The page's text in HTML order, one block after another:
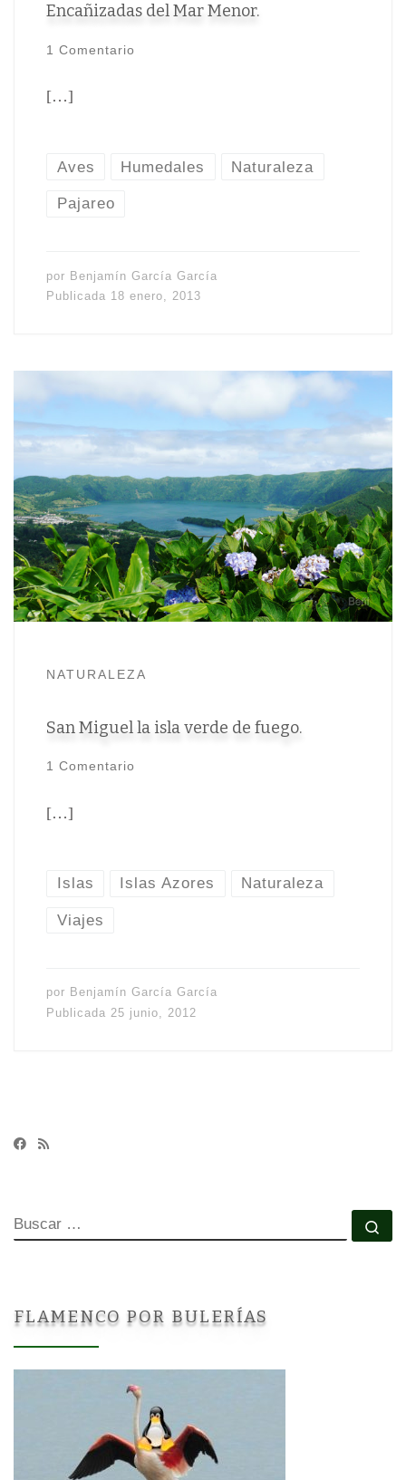
Encañizadas del Mar Menor.
1 Comentario
[…]
Aves Humedales Naturaleza
Pajareo
por Benjamín García García
Publicada 18 enero, 2013
NATURALEZA
San Miguel la isla verde de fuego.
1 Comentario
[…]
Islas Islas Azores Naturaleza
Viajes
por Benjamín García García
Publicada 25 junio, 2012
BUSCAR
FLAMENCO POR BULERÍAS